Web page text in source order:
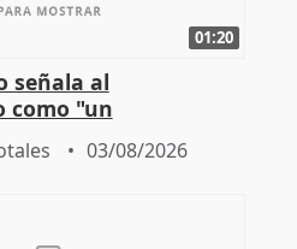
01:20
señala al
como "un
sobre viviendas de
03/08/2026